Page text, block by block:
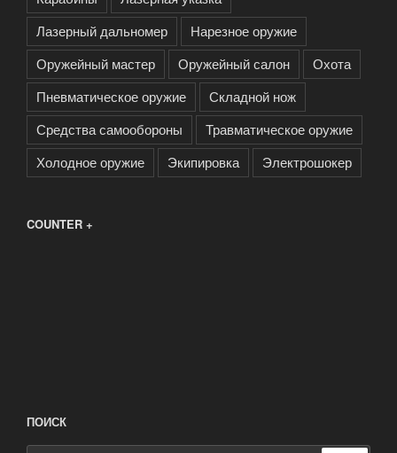
Лазерный дальномер
Нарезное оружие
Оружейный мастер
Оружейный салон
Охота
Пневматическое оружие
Складной нож
Средства самообороны
Травматическое оружие
Холодное оружие
Экипировка Электрошокер
COUNTER +
ПОИСК